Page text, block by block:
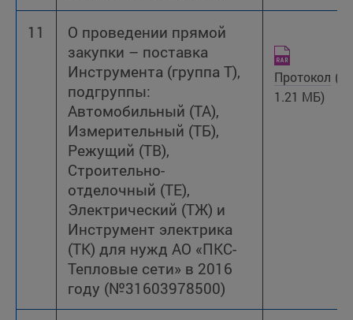
11
О проведении прямой
закупки – поставка
Инструмента (группа Т),
подгруппы:
Автомобильный (ТА),
Измерительный (ТБ),
Режущий (ТВ),
Строительно-
отделочный (ТЕ),
Электрический (ТЖ) и
Инструмент электрика
(ТК) для нужд АО «ПКС-
Тепловые сети» в 2016
году (№31603978500)
Протокол
1.21 МБ)